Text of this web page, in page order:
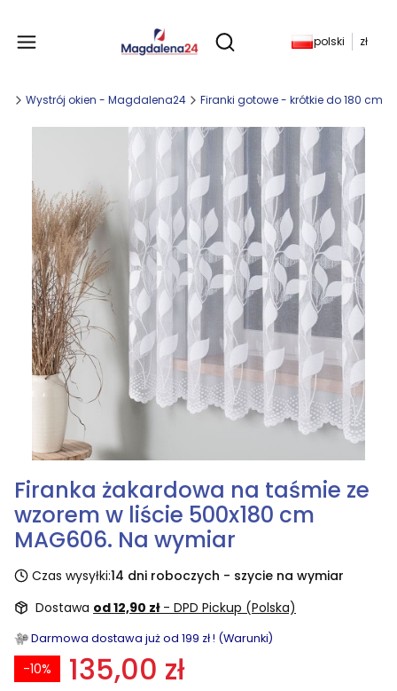
Otwórz wyszukiwarkę
Produkty w
polski zł
Wystrój okien - Magdalena24 Firanki gotowe - krótkie do 180 cm
Firanka żakardowa na taśmie ze
wzorem w liście 500x180 cm
MAG606. Na wymiar
Czas wysyłki:14 dni roboczych - szycie na wymiar
Dostawa od 12,90 zł - DPD Pickup (Polska)
Darmowa dostawa już od 199 zł ! (Warunki)
135,00 zł
-10%